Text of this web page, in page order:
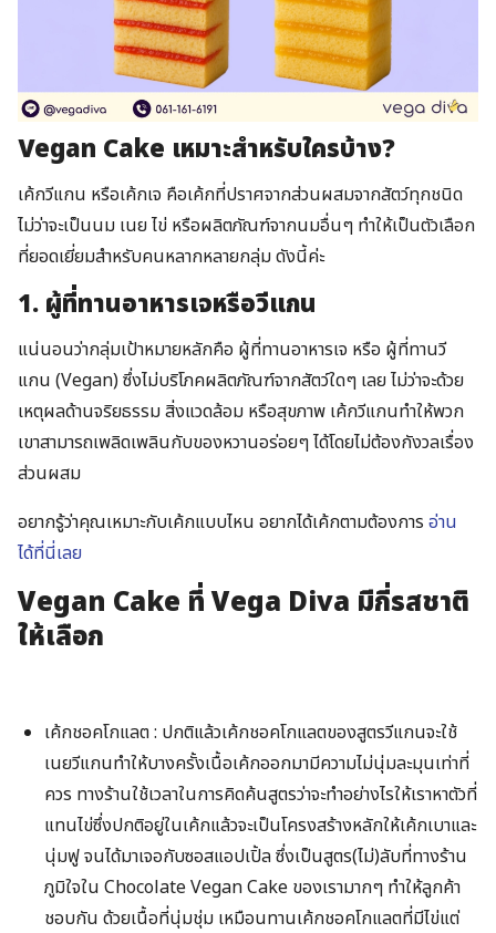
Search
for:
Vegan Cake เหมาะสำหรับใครบ้าง?
เค้กวีแกน หรือเค้กเจ คือเค้กที่ปราศจากส่วนผสมจากสัตว์ทุกชนิด
ไม่ว่าจะเป็นนม เนย ไข่ หรือผลิตภัณฑ์จากนมอื่นๆ ทำให้เป็นตัวเลือก
ที่ยอดเยี่ยมสำหรับคนหลากหลายกลุ่ม ดังนี้ค่ะ
1. ผู้ที่ทานอาหารเจหรือวีแกน
แน่นอนว่ากลุ่มเป้าหมายหลักคือ ผู้ที่ทานอาหารเจ หรือ ผู้ที่ทานวี
แกน (Vegan) ซึ่งไม่บริโภคผลิตภัณฑ์จากสัตว์ใดๆ เลย ไม่ว่าจะด้วย
เหตุผลด้านจริยธรรม สิ่งแวดล้อม หรือสุขภาพ เค้กวีแกนทำให้พวก
เขาสามารถเพลิดเพลินกับของหวานอร่อยๆ ได้โดยไม่ต้องกังวลเรื่อง
ส่วนผสม
อยากรู้ว่าคุณเหมาะกับเค้กแบบไหน อยากได้เค้กตามต้องการ อ่าน
ได้ที่นี่เลย
Vegan Cake ที่ Vega Diva มีกี่รสชาติ
ให้เลือก
เค้กชอคโกแลต: ปกติแล้วเค้กชอคโกแลตของสูตรวีแกนจะใช้
เนยวีแกนทำให้บางครั้งเนื้อเค้กออกมามีความไม่นุ่มละมุนเท่าที่
ควร ทางร้านใช้เวลาในการคิดค้นสูตรว่าจะทำอย่างไรให้เราหาตัวที่
แทนไข่ซึ่งปกติอยู่ในเค้กแล้วจะเป็นโครงสร้างหลักให้เค้กเบาและ
นุ่มฟู จนได้มาเจอกับซอสแอปเปิ้ล ซึ่งเป็นสูตร​(ไม่)ลับที่ทางร้าน
ภูมิใจใน Chocolate Vegan Cake ของเรามากๆ ทำให้ลูกค้า
ชอบกัน ด้วยเนื้อที่นุ่มชุ่ม เหมือนทานเค้กชอคโกแลตที่มีไข่แต่